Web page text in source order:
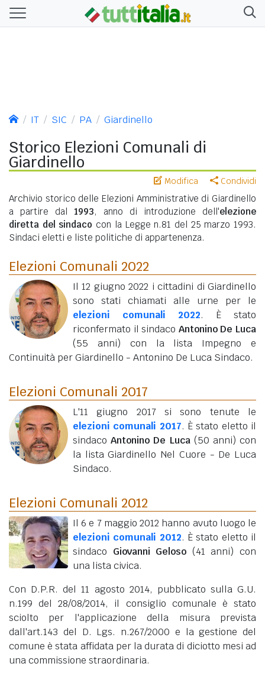
IT SIC PA Giardinello
Storico Elezioni Comunali di
Giardinello
Modifica Condividi
Archivio storico delle Elezioni Amministrative di Giardinello
a partire dal 1993, anno di introduzione dell'elezione
diretta del sindaco con la Legge n.81 del 25 marzo 1993.
Sindaci eletti e liste politiche di appartenenza.
Elezioni Comunali 2022
Il 12 giugno 2022 i cittadini di Giardinello
sono stati chiamati alle urne per le
elezioni comunali 2022. È stato
riconfermato il sindaco Antonino De Luca
(55 anni) con la lista Impegno e
Continuità per Giardinello - Antonino De Luca Sindaco.
Elezioni Comunali 2017
L'11 giugno 2017 si sono tenute le
elezioni comunali 2017. È stato eletto il
sindacoAntonino De Luca (50 anni) con
la lista Giardinello Nel Cuore - De Luca
Sindaco.
Elezioni Comunali 2012
Il 6 e 7 maggio 2012 hanno avuto luogo le
elezioni comunali 2012. È stato eletto il
sindaco Giovanni Geloso (41 anni) con
una lista civica.
Con D.P.R. del 11 agosto 2014, pubblicato sulla G.U.
n.199 del 28/08/2014, il consiglio comunale è stato
sciolto per l'applicazione della misura prevista
dall'art.143 del D. Lgs. n.267/2000 e la gestione del
comune è stata affidata per la durata di diciotto mesi ad
una commissione straordinaria.